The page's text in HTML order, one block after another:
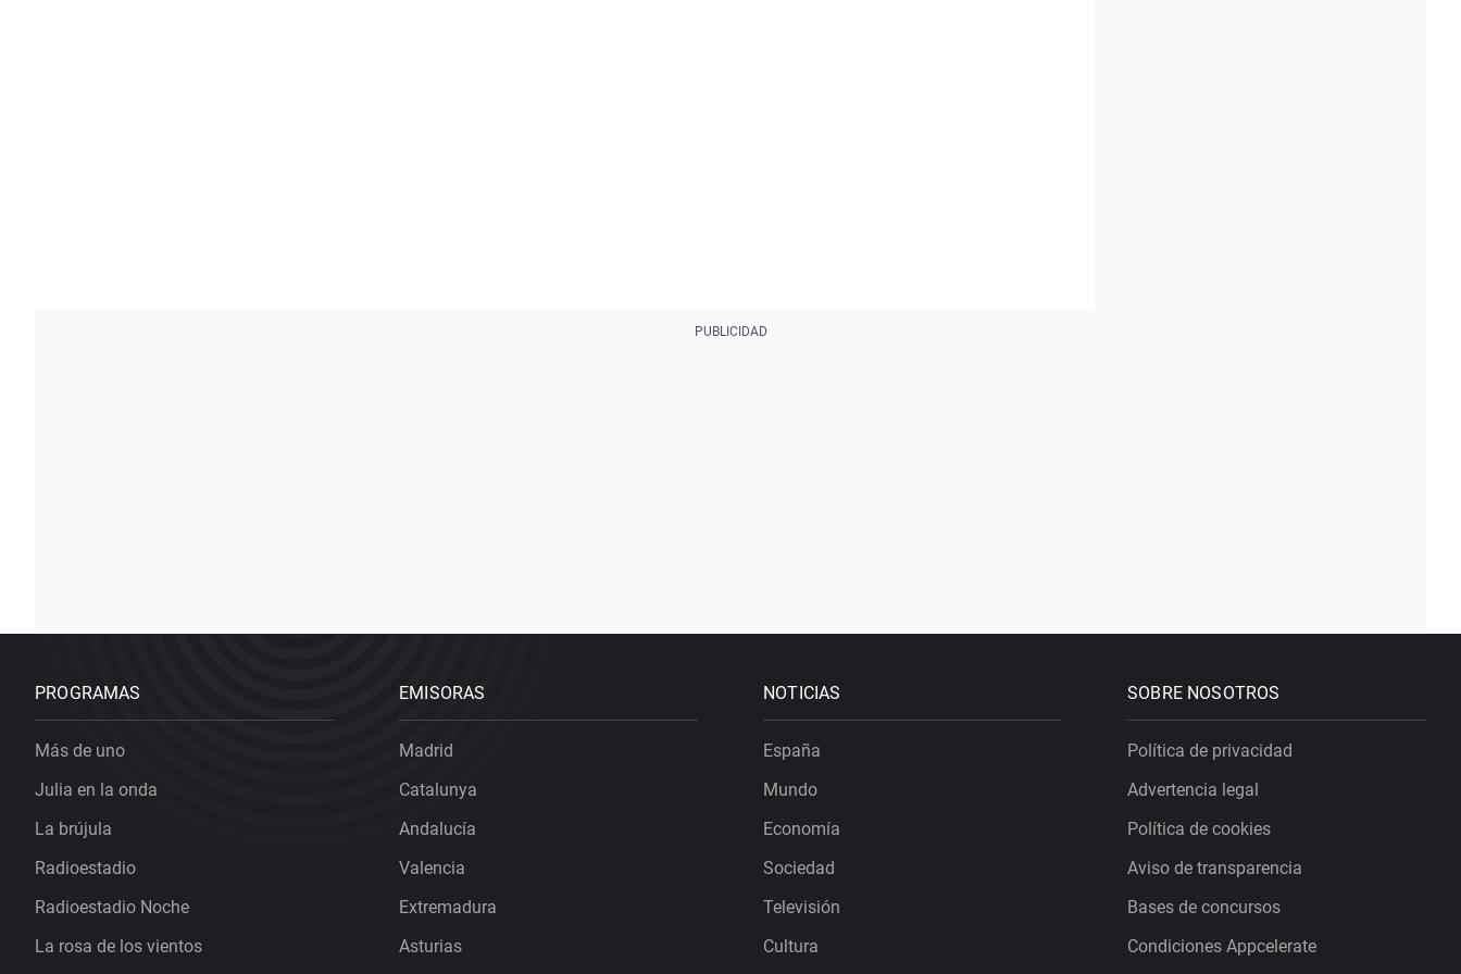
PROGRAMAS
Más de uno
Julia en la onda
La brújula
Radioestadio
Radioestadio Noche
La rosa de los vientos
EMISORAS
Madrid
Catalunya
Andalucía
Valencia
Extremadura
Asturias
NOTICIAS
España
Mundo
Economía
Sociedad
Televisión
Cultura
SOBRE NOSOTROS
Política de privacidad
Advertencia legal
Política de cookies
Aviso de transparencia
Bases de concursos
Condiciones Appcelerate